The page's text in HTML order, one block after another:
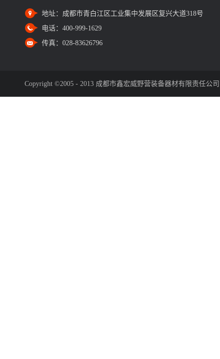
地址： 成都市青白江区工业集中发展区复兴大道318号
电话： 400-999-1629
传真： 028-83626796
Copyright ©2005 - 2013 成都市鑫宏威野营装备器材有限责任公司